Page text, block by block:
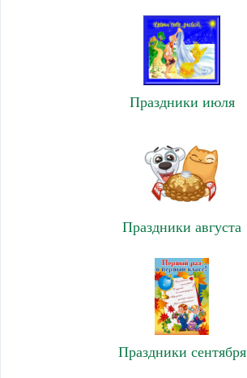
Праздники июля
Праздники августа
Праздники сентября